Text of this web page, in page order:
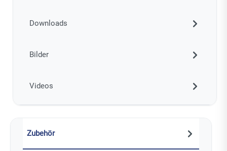
Downloads
Bilder
Videos
Zubehör